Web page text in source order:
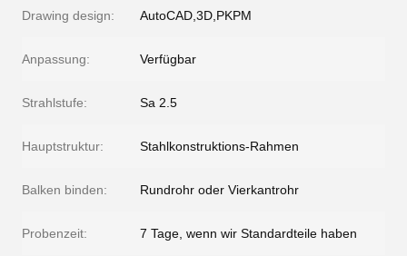
Drawing design: AutoCAD,3D,PKPM
Anpassung: Verfügbar
Strahlstufe: Sa 2.5
Hauptstruktur: Stahlkonstruktions-Rahmen
Balken binden: Rundrohr oder Vierkantrohr
Probenzeit: 7 Tage, wenn wir Standardteile haben